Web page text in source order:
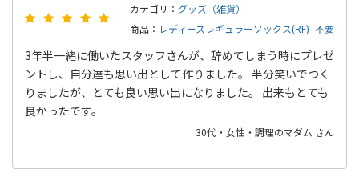
カテゴリ： グッズ（雑貨）
商品： レディースレギュラーソックス(RF)_不要
3年半一緒に働いたスタッフさんが、辞めてしまう時にプレゼ
ントし、自分達も思い出として作りました。 半分笑いでつく
りましたが、とても良い思い出になりました。 出来もとても
良かったです。
30代・女性・調理のマダム さん